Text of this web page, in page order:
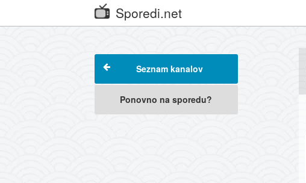
Sporedi.net
Seznam kanalov
Ponovno na sporedu?